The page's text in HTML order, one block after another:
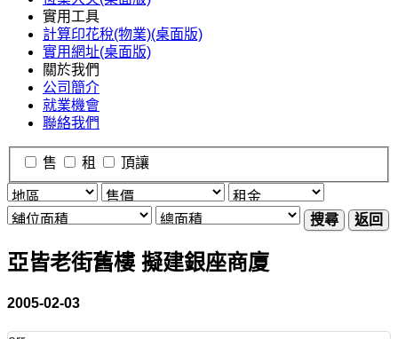
實用工具
計算印花稅(物業)(桌面版)
實用網址(桌面版)
關於我們
公司簡介
就業機會
聯絡我們
售 租 頂讓
搜尋 返回
亞皆老街舊樓 擬建銀座商廈
2005-02-03